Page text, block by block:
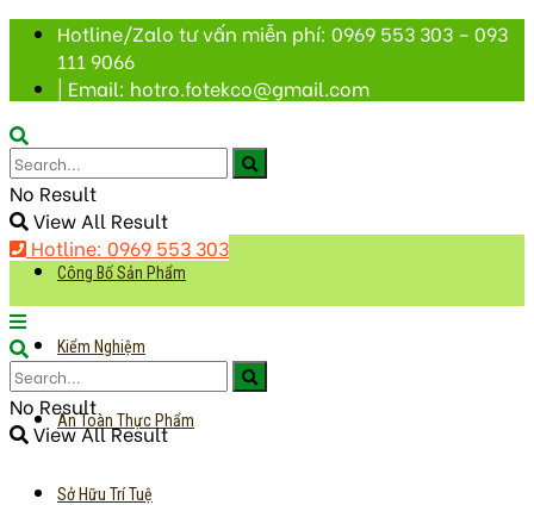
Hotline/Zalo tư vấn miễn phí: 0969 553 303 – 093
111 9066
| Email: hotro.fotekco@gmail.com
No Result
View All Result
Hotline: 0969 553 303
Công Bố Sản Phẩm
Kiểm Nghiệm
An Toàn Thực Phẩm
Sở Hữu Trí Tuệ
No Result
View All Result